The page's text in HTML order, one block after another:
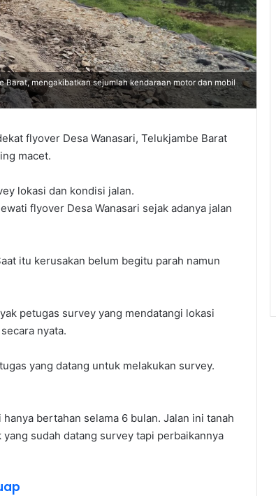
Barat, mengakibatkan sejumlah kendaraan motor dan mobil
flyover Desa Wanasari, Telukjambe Barat
macet.
lokasi dan kondisi jalan.
flyover Desa Wanasari sejak adanya jalan
itu kerusakan belum begitu parah namun
petugas survey yang mendatangi lokasi
nyata.
yang datang untuk melakukan survey.
bertahan selama 6 bulan. Jalan ini tanah
sudah datang survey tapi perbaikannya